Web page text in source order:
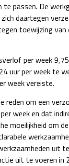
passen. De
daartegen
toewijzing van
per week
uur per week te
week vereiste.
om een
week en dat
moeilijkheid om
uit
uit te voeren in